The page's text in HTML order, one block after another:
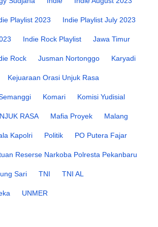
Playlist 2023 Indie Playlist July 2023
Indie Rock Playlist Jawa Timur
Rock Jusman Nortonggo Karyadi
Kejuaraan Orasi Unjuk Rasa
Komari Komisi Yudisial
RASA Mafia Proyek Malang
Kapolri Politik PO Putera Fajar
Reserse Narkoba Polresta Pekanbaru
Sari TNI TNI AL
UNMER